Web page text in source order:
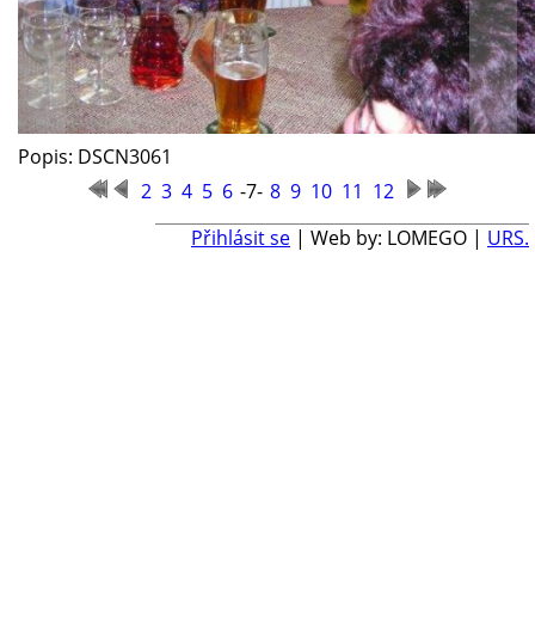
Popis: DSCN3061
2 3 4 5 6 -7- 8 9 10 11 12
Přihlásit se | Web by: LOMEGO | URS.